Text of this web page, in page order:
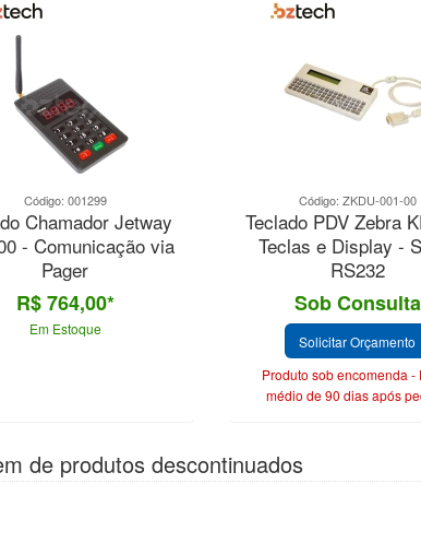
Código: 001299
Chamador Jetway
- Comunicação via
Pager
R$ 764,00*
Em Estoque
Código: ZKDU-001-00
Teclado PDV Zebra
Teclas e Display -
RS232
Sob Consulta
Solicitar Orçamento
Produto sob encomenda -
médio de 90 dias após
de produtos descontinuados